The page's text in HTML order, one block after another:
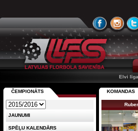
Elvi
KOMANDAS
ČEMPIONĀTS
JAUNUMI
SPĒĻU KALENDĀRS